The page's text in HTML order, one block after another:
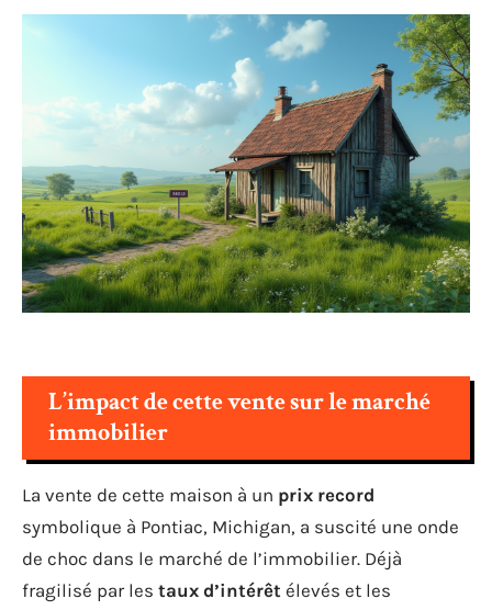
L’impact de cette vente sur le marché
immobilier
La vente de cette maison à un prix record
symbolique à Pontiac, Michigan, a suscité une onde
de choc dans le marché de l’immobilier. Déjà
fragilisé par les taux d’intérêt élevés et les